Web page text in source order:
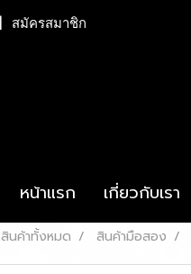
สมัครสมาชิก
หน้าแรก เกี่ยวกับเรา
สินค้าทั้งหมด สินค้ามือสอง